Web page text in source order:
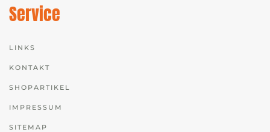
Service
LINKS
KONTAKT
SHOPARTIKEL
IMPRESSUM
SITEMAP